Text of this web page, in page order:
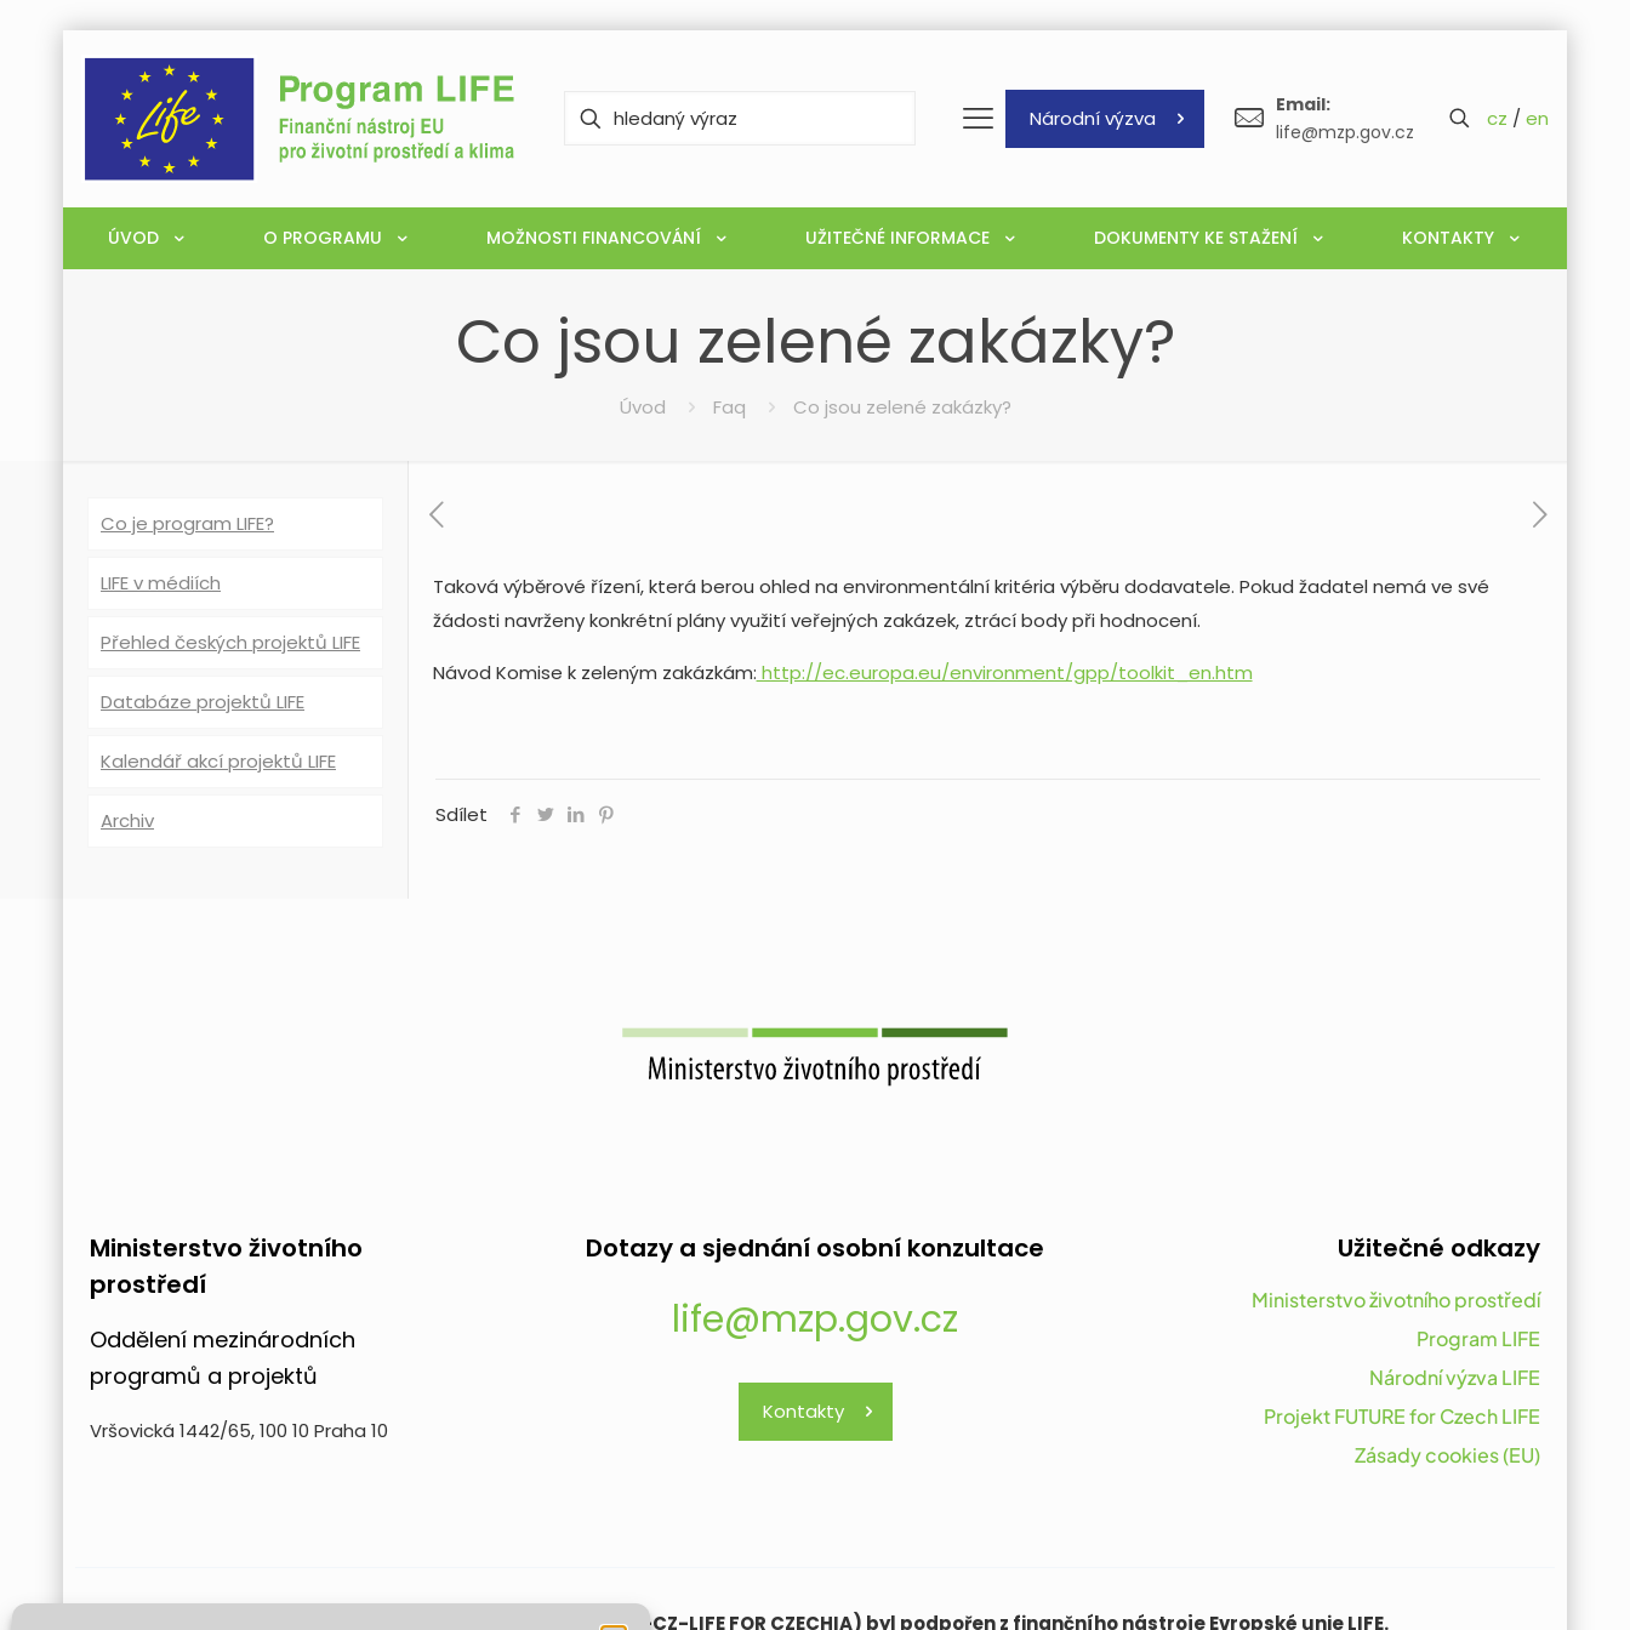
Národní výzva
Email:
life@mzp.gov.cz
cz / en
ÚVOD O PROGRAMU MOŽNOSTI FINANCOVÁNÍ UŽITEČNÉ INFORMACE DOKUMENTY KE STAŽENÍ KONTAKTY
Co jsou zelené zakázky?
Úvod Faq Co jsou zelené zakázky?
Taková výběrové řízení, která berou ohled na environmentální kritéria výběru dodavatele. Pokud žadatel nemá ve své
žádosti navrženy konkrétní plány využití veřejných zakázek, ztrácí body při hodnocení.
Návod Komise k zeleným zakázkám: http://ec.europa.eu/environment/gpp/toolkit_en.htm
Sdílet
Co je program LIFE?
LIFE v médiích
Přehled českých projektů LIFE
Databáze projektů LIFE
Kalendář akcí projektů LIFE
Archiv
Ministerstvo životního
prostředí
Oddělení mezinárodních
programů a projektů
Vršovická 1442/65, 100 10 Praha 10
Dotazy a sjednání osobní konzultace
life@mzp.gov.cz
Kontakty
Užitečné odkazy
Ministerstvo životního prostředí
Program LIFE
Národní výzva LIFE
Projekt FUTURE for Czech LIFE
Zásady cookies (EU)
Projekt FUTURE for Czech LIFE (LIFE21-CAP-CZ-LIFE FOR CZECHIA) byl podpořen z finančního nástroje Evropské unie LIFE.